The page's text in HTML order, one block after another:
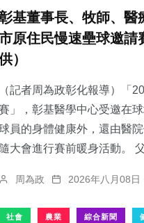
基董事長、牧師、醫
原住民慢速壘球邀請
）
（記者周為政彰化報導）「
」，彰基醫學中心受邀在
員的身體健康外，還由醫
隨大會進行賽前暖身活動。
周為政 2026年八月08日
社會 農業 綜合新聞